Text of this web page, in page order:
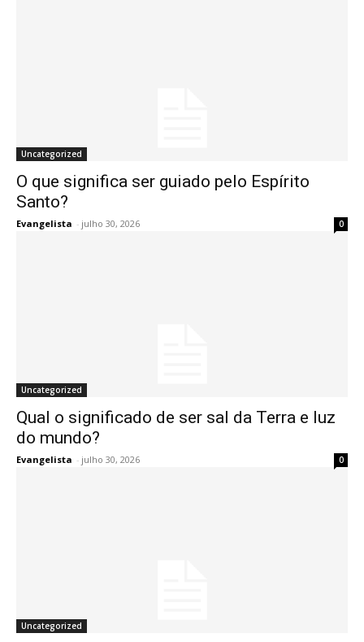
Uncategorized
O que significa ser guiado pelo Espírito
Santo?
Evangelista - julho 30, 2026 0
Uncategorized
Qual o significado de ser sal da Terra e luz
do mundo?
Evangelista - julho 30, 2026 0
Uncategorized